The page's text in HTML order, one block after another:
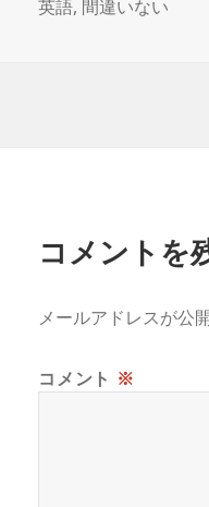
日:
英語, 間違いない
コメントを
メールアドレスが公
コメント ※